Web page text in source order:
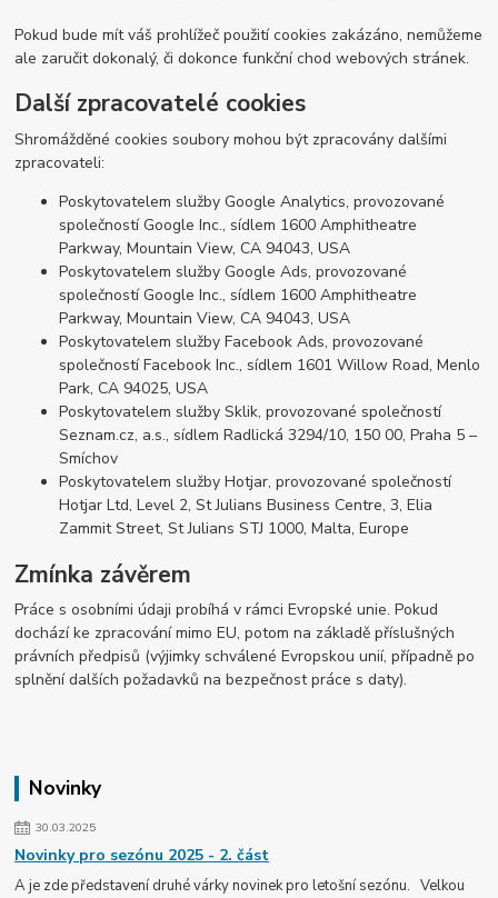
Novinky
30.03.2025
Novinky pro sezónu 2025 - 2. část
A je zde představení druhé várky novinek pro letošní sezónu. Velkou
Pokud bude mít váš prohlížeč použití cookies zakázáno, nemůžeme
ale zaručit dokonalý, či dokonce funkční chod webových stránek.
Další zpracovatelé cookies
Shromážděné cookies soubory mohou být zpracovány dalšími
zpracovateli:
Poskytovatelem služby Google Analytics, provozované
společností Google Inc., sídlem 1600 Amphitheatre
Parkway, Mountain View, CA 94043, USA
Poskytovatelem služby Google Ads, provozované
společností Google Inc., sídlem 1600 Amphitheatre
Parkway, Mountain View, CA 94043, USA
Poskytovatelem služby Facebook Ads, provozované
společností Facebook Inc., sídlem 1601 Willow Road, Menlo
Park, CA 94025, USA
Poskytovatelem služby Sklik, provozované společností
Seznam.cz, a.s., sídlem Radlická 3294/10, 150 00, Praha 5 –
Smíchov
Poskytovatelem služby Hotjar, provozované společností
Hotjar Ltd, Level 2, St Julians Business Centre, 3, Elia
Zammit Street, St Julians STJ 1000, Malta, Europe
Zmínka závěrem
Práce s osobními údaji probíhá v rámci Evropské unie. Pokud
dochází ke zpracování mimo EU, potom na základě příslušných
právních předpisů (výjimky schválené Evropskou unií, případně po
splnění dalších požadavků na bezpečnost práce s daty).